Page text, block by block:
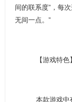
间的联系度”，每
无间一点。”
【游戏特色】
本款游戏中